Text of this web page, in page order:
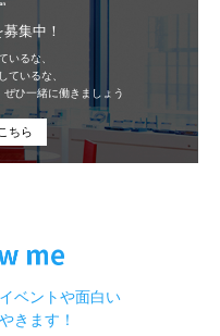
集中！
いるな、
ているな、
ひ一緒に働きましょう
ちら
ベントや面白い
きます！